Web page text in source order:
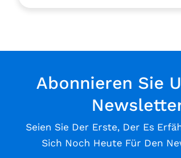
Abonnieren Sie
Seien Sie Der Erste, Der Es
Sich Noch Heute Für Den